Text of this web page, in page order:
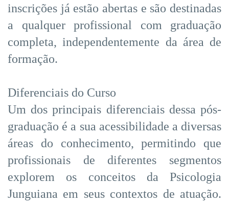
inscrições já estão abertas e são destinadas
a qualquer profissional com graduação
completa, independentemente da área de
formação.
Diferenciais do Curso
Um dos principais diferenciais dessa pós-
graduação é a sua acessibilidade a diversas
áreas do conhecimento, permitindo que
profissionais de diferentes segmentos
explorem os conceitos da Psicologia
Junguiana em seus contextos de atuação.